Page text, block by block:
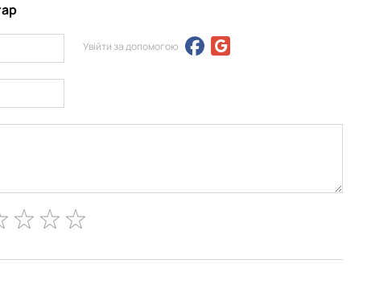
Увійти за допомогою